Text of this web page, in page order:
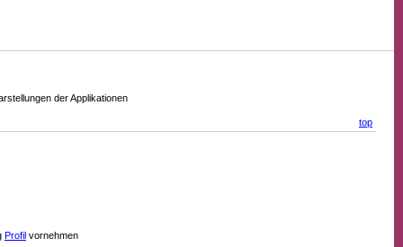
der Applikationen
top
Profil vornehmen